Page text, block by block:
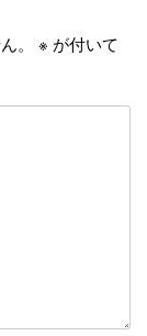
。 ※ が付いて